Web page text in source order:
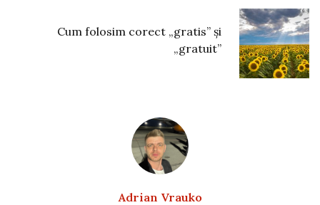
Cum folosim corect „gratis” și
„gratuit”
Adrian Vrauko